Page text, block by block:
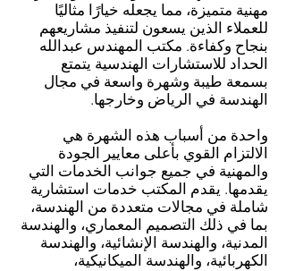
مهنية متميزة، مما يجعله خيارًا مثاليًا
للعملاء الذين يسعون لتنفيذ مشاريعهم
بنجاح وكفاءة. مكتب المهندس عبدالله
الحداد للاستشارات الهندسية يتمتع
بسمعة طيبة وشهرة واسعة في مجال
الهندسة في الرياض وخارجها.
واحدة من أسباب هذه الشهرة هي
الالتزام القوي بأعلى معايير الجودة
والمهنية في جميع جوانب الخدمات التي
يقدمها. يقدم المكتب خدمات استشارية
شاملة في مجالات متعددة من الهندسة،
بما في ذلك التصميم المعماري، والهندسة
المدنية، والهندسة الإنشائية، والهندسة
الكهربائية، والهندسة الميكانيكية،